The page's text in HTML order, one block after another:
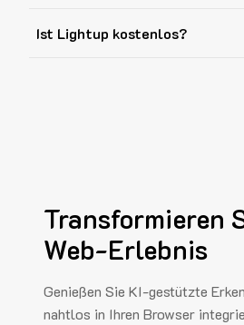
Ist Lightup kostenlos?
Transformieren
Web-Erlebnis
Genießen Sie KI-gestützte
nahtlos in Ihren Browser